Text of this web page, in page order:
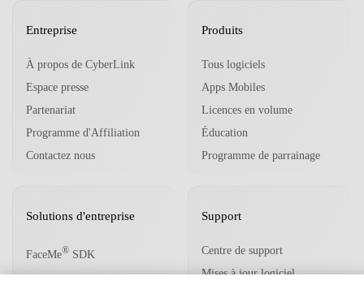
Entreprise
À propos de CyberLink
Espace presse
Partenariat
Programme d'Affiliation
Contactez nous
Produits
Tous logiciels
Apps Mobiles
Licences en volume
Éducation
Programme de parrainage
Solutions d'entreprise
FaceMe® SDK
Support
Centre de support
Mises à jour logiciel